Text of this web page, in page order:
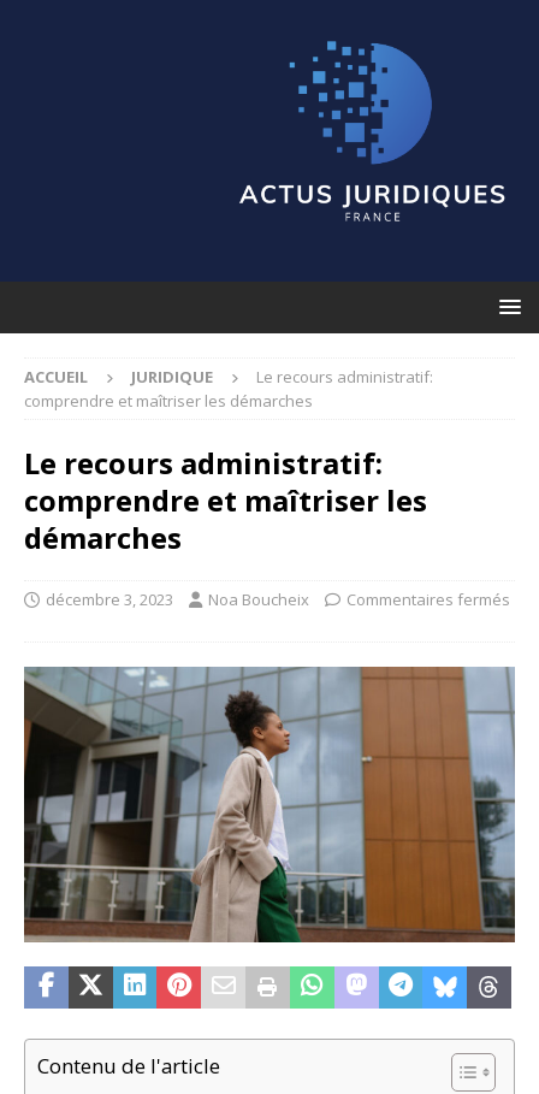
ACCUEIL JURIDIQUE
Le recours administratif:
comprendre et maîtriser les démarches
Le recours administratif:
comprendre et maîtriser les
démarches
décembre 3, 2023 Noa Boucheix Commentaires fermés
Contenu de l'article